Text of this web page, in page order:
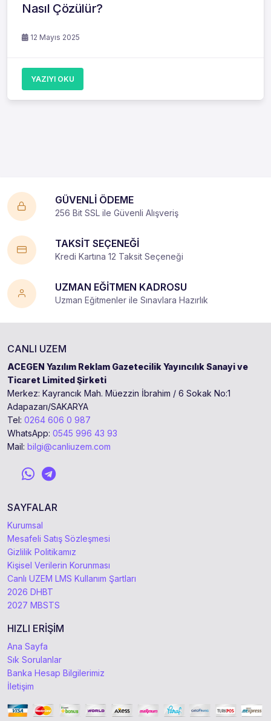
Nasıl Çözülür?
12 Mayıs 2025
YAZIYI OKU
GÜVENLİ ÖDEME
256 Bit SSL ile Güvenli Alışveriş
TAKSİT SEÇENEĞİ
Kredi Kartına 12 Taksit Seçeneği
UZMAN EĞİTMEN KADROSU
Uzman Eğitmenler ile Sınavlara Hazırlık
CANLI UZEM
ACEGEN Yazılım Reklam Gazetecilik Yayıncılık Sanayi ve
Ticaret Limited Şirketi
Merkez: Kayrancık Mah. Müezzin İbrahim / 6 Sokak No:1
Adapazarı/SAKARYA
Tel: 0264 606 0 987
WhatsApp: 0545 996 43 93
Mail: bilgi@canliuzem.com
SAYFALAR
Kurumsal
Mesafeli Satış Sözleşmesi
Gizlilik Politikamız
Kişisel Verilerin Korunması
Canlı UZEM LMS Kullanım Şartları
2026 DHBT
2027 MBSTS
HIZLI ERİŞİM
Ana Sayfa
Sık Sorulanlar
Banka Hesap Bilgilerimiz
İletişim